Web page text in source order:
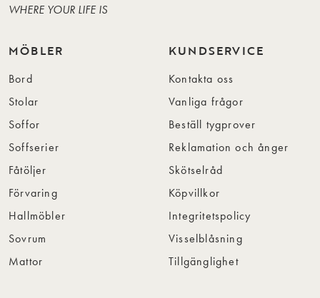
WHERE YOUR LIFE IS
MÖBLER
Bord
Stolar
Soffor
Soffserier
Fåtöljer
Förvaring
Hallmöbler
Sovrum
Mattor
KUNDSERVICE
Kontakta oss
Vanliga frågor
Beställ tygprover
Reklamation och ånger
Skötselråd
Köpvillkor
Integritetspolicy
Visselblåsning
Tillgänglighet